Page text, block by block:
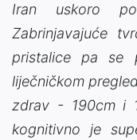
Iran uskoro
Zabrinjavajuće
pristalice pa se
liječničkom
zdrav - 190cm i
kognitivno je